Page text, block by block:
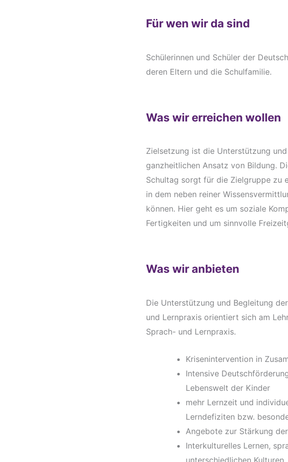
Für wen wir da sind
Schülerinnen und Schüler der
deren Eltern und die Schulfamilie.
Was wir erreichen wollen
Zielsetzung ist die Unterstützung
ganzheitlichen Ansatz von Bildung.
Schultag sorgt für die Zielgruppe zu
in dem neben reiner
können. Hier geht es um soziale
Fertigkeiten und um sinnvolle
Was wir anbieten
Die Unterstützung und Begleitung
und Lernpraxis orientiert sich am
Sprach- und Lernpraxis.
Krisenintervention in
Intensive
Lebenswelt der Kinder
mehr Lernzeit und
Lerndefiziten bzw.
Angebote zur Stärkung
Interkulturelles Lernen,
unterschiedlichen